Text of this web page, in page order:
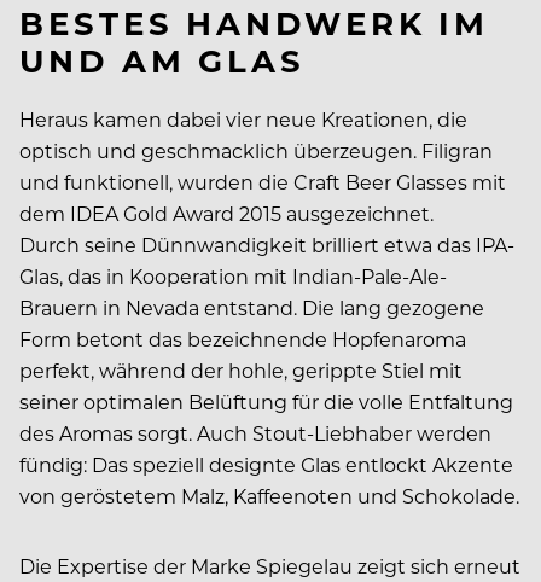
BESTES HANDWERK IM
UND AM GLAS
Heraus kamen dabei vier neue Kreationen, die
optisch und geschmacklich überzeugen. Filigran
und funktionell, wurden die Craft Beer Glasses mit
dem IDEA Gold Award 2015 ausgezeichnet.
Durch seine Dünnwandigkeit brilliert etwa das IPA-
Glas, das in Kooperation mit Indian-Pale-Ale-
Brauern in Nevada entstand. Die lang gezogene
Form betont das bezeichnende Hopfenaroma
perfekt, während der hohle, gerippte Stiel mit
seiner optimalen Belüftung für die volle Entfaltung
des Aromas sorgt. Auch Stout-Liebhaber werden
fündig: Das speziell designte Glas entlockt Akzente
von geröstetem Malz, Kaffeenoten und Schokolade.
Die Expertise der Marke Spiegelau zeigt sich erneut